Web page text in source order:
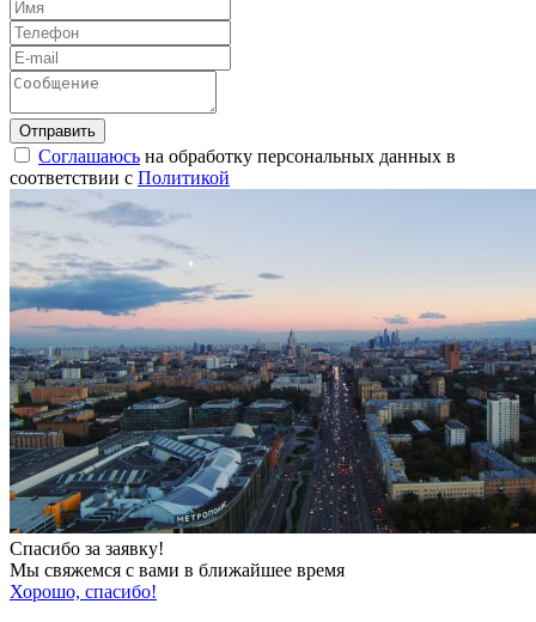
Соглашаюсь на обработку персональных данных в
соответствии с Политикой
Спасибо за заявку!
Мы свяжемся с вами в ближайшее время
Хорошо, спасибо!